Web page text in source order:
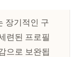
장기적인 구
련된 프로필
으로 보완됩